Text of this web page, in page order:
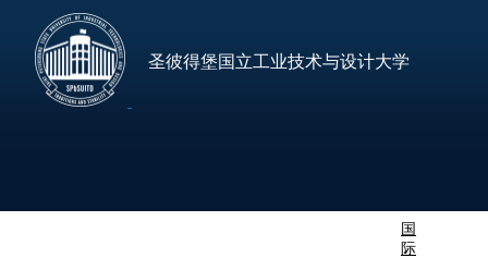
圣彼得堡国立工业技术与设计大学
国
际